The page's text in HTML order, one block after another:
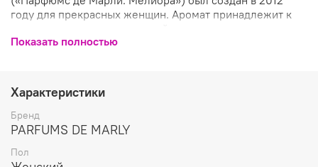
году для прекрасных женщин. Аромат принадлежит к
Парфюм назван в честь мифической лошади, которой
непринужденную обстановку веселья и беззаботности.
Также в этой коллекции нишевой парфюмерии вас ждет
еще один женский аромат Parfums de Marly Safanad.
Композицию аромата Parfums de Marly Meliora
малины и черной смородины. Сердце аромата
Показать полностью
Характеристики
Бренд
PARFUMS DE MARLY
Пол